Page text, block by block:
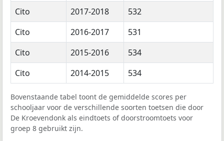
Cito
2017-2018
532
Cito
2016-2017
531
Cito
2015-2016
534
Cito
2014-2015 534
Bovenstaande tabel toont de gemiddelde scores per
schooljaar voor de verschillende soorten toetsen die door
De Kroevendonk als eindtoets of doorstroomtoets voor
groep 8 gebruikt zijn.